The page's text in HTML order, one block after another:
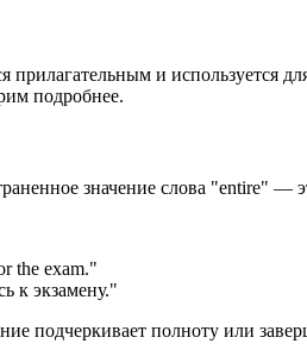
прилагательным и используется
подробнее.
значение слова "entire" —
the exam."
к экзамену."
подчеркивает полноту или